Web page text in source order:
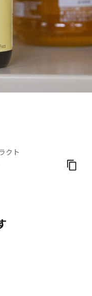
クト